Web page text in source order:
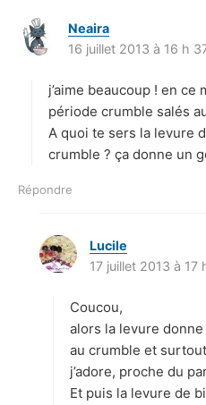
Neaira
i
:
16 juillet 2013 à 16 h
j’aime beaucoup ! en ce
période crumble salés
A quoi te sers la levure
crumble ? ça donne un
Répondre
Lucile
i
:
17 juillet 2013 à 17
Coucou,
alors la levure
au crumble et
j’adore, proche du
Et puis la levure de